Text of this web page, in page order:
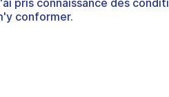
pris connaissance des
conformer.